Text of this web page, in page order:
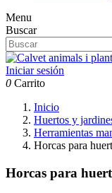
Menu
Buscar
Iniciar sesión
0 Carrito
Inicio
Huertos y
Herramientas
Horcas para
Horcas para